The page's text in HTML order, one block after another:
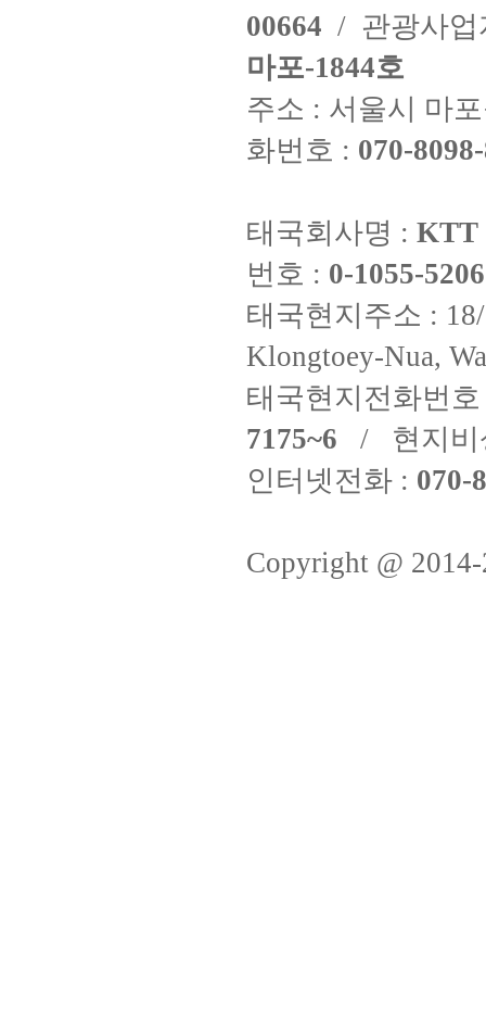
00664 / 관광사
마포-1844호
주소 : 서울시 마
화번호 : 070-
태국회사명 : KTT
번호 : 0-1055-
태국현지주소 :
Klongtoey-Nua,
태국현지전화번
7175~6 / 현지비
인터넷전화 : 070-
Copyright @